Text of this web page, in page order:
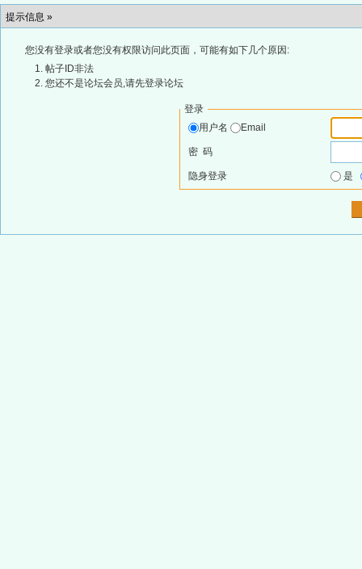
提示信息 »
您没有登录或者您没有权限访问此页面，可能有如下几个原因:
帖子ID非法
您还不是论坛会员,请先登录论坛
登录
用户名
Email
密 码
隐身登录 是